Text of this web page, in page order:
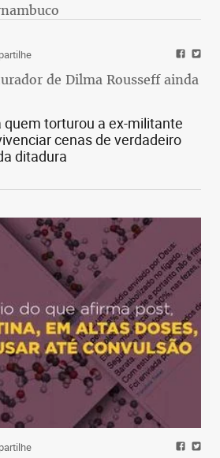
de Dilma Rousseff ainda
quem torturou a ex-militante
cenas de verdadeiro
ditadura